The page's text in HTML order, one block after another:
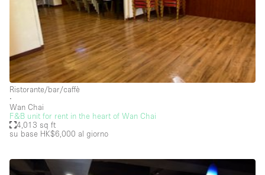
Spazio creativo
Spazio hall
Spazio per Eventi
Spazio pubblicitario
Spazio unico
Stand / Bancarella
Stand / Chiosco / Stand
Terrazzo
Ristorante/bar/caffè
∙
Wan Chai
F&B unit for rent in the heart of Wan Chai
4,013 sq ft
su base HK$6,000 al giorno